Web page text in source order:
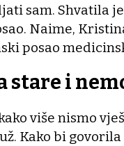
sam. Shvatila
Naime,
posao
stare i
više nismo
Kako bi